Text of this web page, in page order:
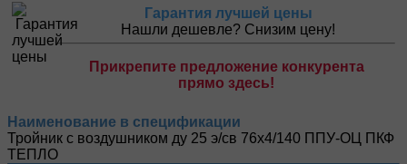
Гарантия лучшей цены
Нашли дешевле? Снизим цену!
Прикрепите предложение конкурента
прямо здесь!
Наименование в спецификации
Тройник с воздушником ду 25 э/св 76х4/140 ППУ-ОЦ
ПКФ
ТЕПЛО